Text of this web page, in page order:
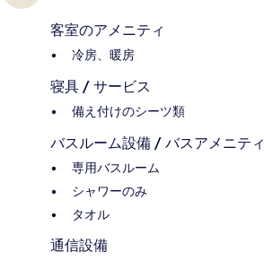
客室のアメニティ
冷房、暖房
寝具 / サービス
備え付けのシーツ類
バスルーム設備 / バスアメニティ
専用バスルーム
シャワーのみ
タオル
通信設備